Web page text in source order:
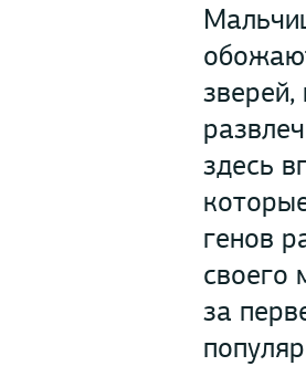
здесь
генов
своего
за